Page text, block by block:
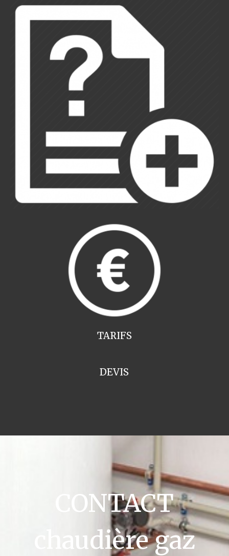
TARIFS
DEVIS
CONTACT
chaudière gaz